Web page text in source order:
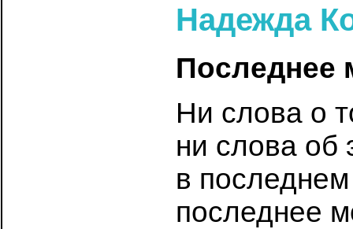
Надежда
Последнее
Ни слова о
ни слова об
в
последнее